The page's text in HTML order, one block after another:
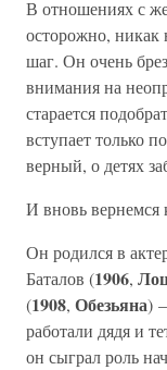
В отношениях с
осторожно, никак
шаг. Он очень
внимания на
старается
вступает только
верный, о детях
И вновь вернемся
Он родился в
Баталов (1906,
(1908, Обезьяна)
работали дядя и
он сыграл роль